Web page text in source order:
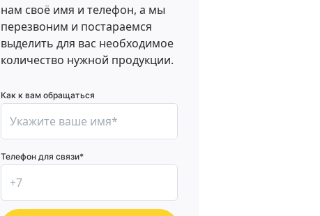
нам своё имя и телефон, а мы
перезвоним и постараемся
выделить для вас необходимое
количество нужной продукции.
Как к вам обращаться
Телефон для связи*